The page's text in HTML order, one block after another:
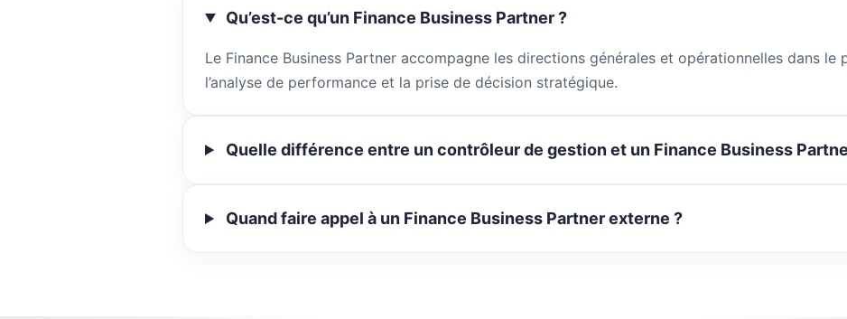
Qu’est-ce qu’un Finance Business Partner ?
Le Finance Business Partner accompagne les directions générales et opérationnelles dans le
l’analyse de performance et la prise de décision stratégique.
Quelle différence entre un contrôleur de gestion et un Finance Business
Quand faire appel à un Finance Business Partner externe ?